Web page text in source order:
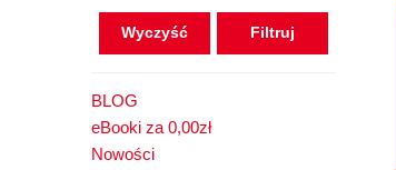
Wyczyść
BLOG
eBooki za 0,00zł
Nowości